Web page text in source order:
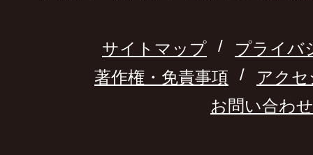
サイトマップ
プライバ
著作権・免責事項
アク
お問い合わせ